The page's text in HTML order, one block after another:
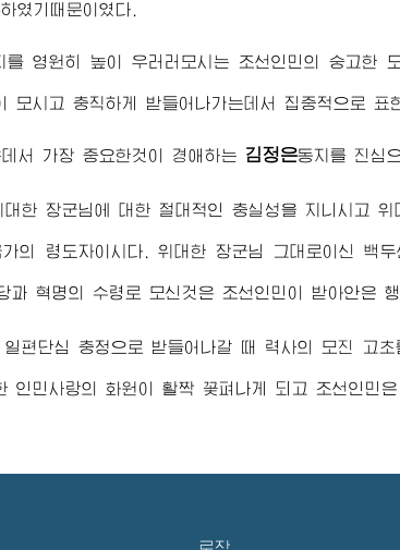
였기때문이였다.
를 영원히 높이 우러러모시는 조선인민의 숭고한
모시고 충직하게 받들어나가는데서 집중적으로 표
서 가장 중요한것이 경애하는 김정은동지 를 진심
대한 장군님 에 대한 절대적인 충실성을 지니시고 위
가의 령도자이시다. 위대한 장군님 그대로이신 백
과 혁명의 수령 로 모신것은 조선인민이 받아안은
일편단심 충정으로 받들어나갈 때 력사의 모진 고
인민사랑의 화원이 활짝 꽃펴나게 되고 조선인민